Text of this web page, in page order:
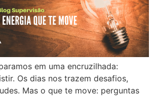
em uma encruzilhada:
Os dias nos trazem desafios,
Mas o que te move: perguntas